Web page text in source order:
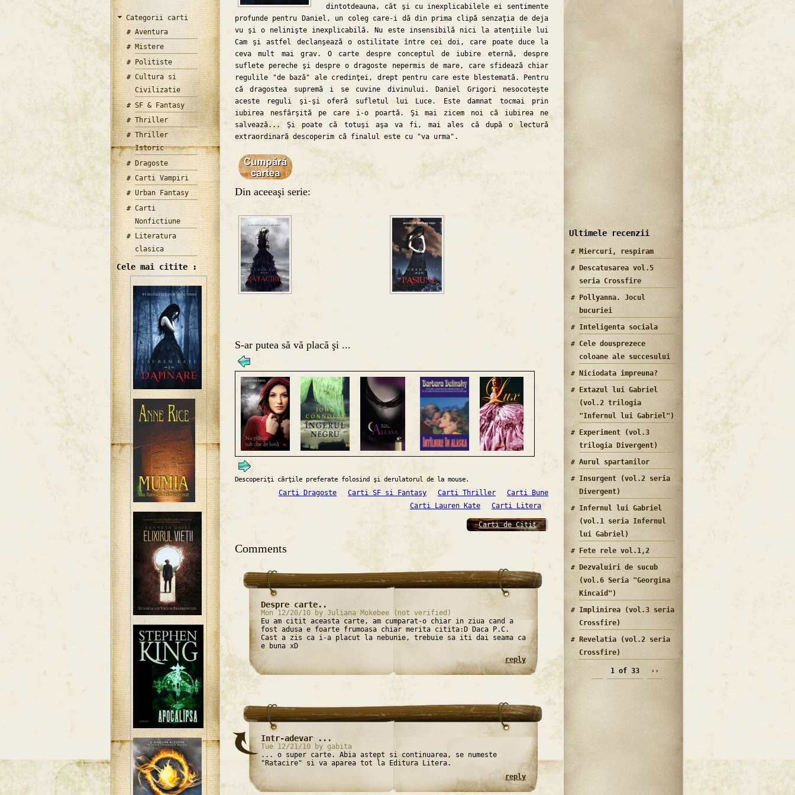
Categorii carti
Aventura
Mistere
Politiste
Cultura si
Civilizatie
SF & Fantasy
Thriller
Thriller
Istoric
Dragoste
Carti Vampiri
Urban Fantasy
Carti
Nonfictiune
Literatura
clasica
Cele mai citite :
dintotdeauna, cât şi cu inexplicabilele ei sentimente
profunde pentru Daniel, un coleg care-i dă din prima clipă senzaţia de deja
vu şi o nelinişte inexplicabilă. Nu este insensibilă nici la atenţiile lui
Cam şi astfel declanşează o ostilitate între cei doi, care poate duce la
ceva mult mai grav. O carte despre conceptul de iubire eternă, despre
suflete pereche şi despre o dragoste nepermis de mare, care sfidează chiar
regulile "de bază" ale credinţei, drept pentru care este blestemată. Pentru
că dragostea supremă i se cuvine divinului. Daniel Grigori nesocoteşte
aceste reguli şi-şi oferă sufletul lui Luce. Este damnat tocmai prin
iubirea nesfârşită pe care i-o poartă. Şi mai zicem noi că iubirea ne
salvează... Şi poate că totuşi aşa va fi, mai ales că după o lectură
extraordinară descoperim că finalul este cu "va urma".
Din aceeaşi serie:
S-ar putea să vă placă şi ...
Descoperiţi cărţile preferate folosind şi derulatorul de la mouse.
Carti Dragoste Carti SF si Fantasy Carti Thriller
Carti Bune
Carti Lauren Kate
Carti Litera
Carti de Citit
Comments
Despre carte..
Mon 12/20/10 by Juliana Mokebee (not verified)
Eu am citit aceasta carte, am cumparat-o chiar in ziua cand a
fost adusa e foarte frumoasa chiar merita citita:D Daca P.C.
Cast a zis ca i-a placut la nebunie, trebuie sa iti dai seama ca
e buna xD
reply
Intr-adevar ...
Tue 12/21/10 by gabita
... o super carte. Abia astept si continuarea, se numeste
"Ratacire" si va aparea tot la Editura Litera.
reply
Ultimele recenzii
Miercuri, respiram
Descatusarea vol.5
seria Crossfire
Pollyanna. Jocul
bucuriei
Inteligenta sociala
Cele dousprezece
coloane ale succesului
Niciodata impreuna?
Extazul lui Gabriel
(vol.2 trilogia
"Infernul lui Gabriel")
Experiment (vol.3
trilogia Divergent)
Aurul spartanilor
Insurgent (vol.2 seria
Divergent)
Infernul lui Gabriel
(vol.1 seria Infernul
lui Gabriel)
Fete rele vol.1,2
Dezvaluiri de sucub
(vol.6 Seria "Georgina
Kincaid")
Implinirea (vol.3 seria
Crossfire)
Revelatia (vol.2 seria
Crossfire)
1 of 33 ››